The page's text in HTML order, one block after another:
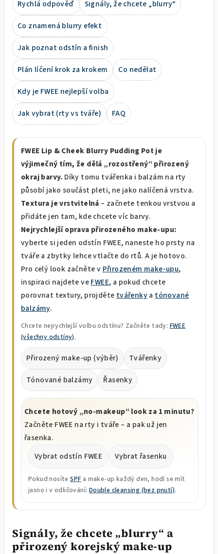
Rychlá odpověď Signály, že chcete „blurry“
Co znamená blurry efekt
Jak poznat odstín a finish
Plán líčení krok za krokem Co nedělat
Kdy je FWEE nejlepší volba
Jak vybrat (rty vs tváře) FAQ
FWEE Lip & Cheek Blurry Pudding Pot je
výjimečný tím, že dělá „rozostřený“ přirozený
okraj barvy. Díky tomu tvářenka i balzám na rty
působí jako součást pleti, ne jako nalíčená vrstva.
Textura je vrstvitelná – začnete tenkou vrstvou a
přidáte jen tam, kde chcete víc barvy.
Nejrychlejší oprava přirozeného make-upu:
vyberte si jeden odstín FWEE, naneste ho prsty na
tváře a zbytky lehce vtlačte do rtů. A je hotovo.
Pro celý look začněte v Přirozeném make-upu,
inspiraci najdete veFWEE, a pokud chcete
porovnat textury, projděte tvářenkya tónované
balzámy.
Chcete nejrychlejší volbu odstínu? Začněte tady: FWEE
(všechny odstíny).
Přirozený make-up (výběr) Tvářenky
Tónované balzámy Řasenky
Chcete hotový „no-makeup“ look za 1 minutu?
Začněte FWEE na rty i tváře – a pak už jen
řasenka.
Vybrat odstín FWEE
Vybrat řasenku
Pokud nosíteSPF a make-up každý den, hodí se mít
jasno i v odličování: Double cleansing (bez pnutí).
Signály, že chcete „blurry“ a
přirozený korejský make-up